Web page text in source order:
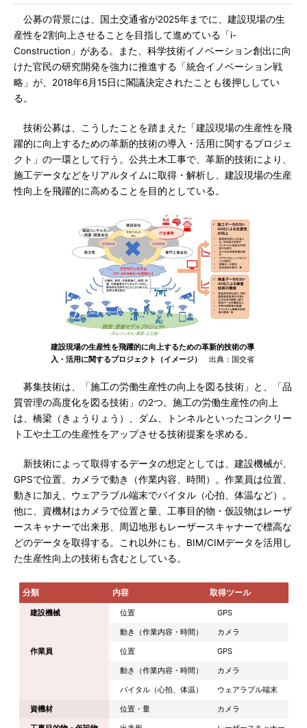
公募の背景には、国土交通省が2025年までに、建設現場の生
産性を2割向上させることを目指して進めている「i-
Construction」がある。また、科学技術イノベーション創出に向
けた官民の研究開発を強力に推進する「統合イノベーション戦
略」が、2018年6月15日に閣議決定されたことも後押ししてい
る。
技術公募は、こうしたことを踏まえた「建設現場の生産性を飛
躍的に向上するための革新的技術の導入・活用に関するプロジェ
クト」の一環として行う。公共土木工事で、革新的技術により、
施工データなどをリアルタイムに取得・解析し、建設現場の生産
性向上を飛躍的に高めることを目的としている。
建設現場の生産性を飛躍的に向上するための革新的技術の導
入・活用に関するプロジェクト（イメージ）
出典：国交省
募集技術は、「施工の労働生産性の向上を図る技術」と、「品
質管理の高度化を図る技術」の2つ。施工の労働生産性の向上
は、橋梁（きょうりょう）、ダム、トンネルといったコンクリー
ト工や土工の生産性をアップさせる技術提案を求める。
新技術によって取得するデータの想定としては、建設機械が、
GPSで位置、カメラで動き（作業内容、時間）。作業員は位置、
動きに加え、ウェアラブル端末でバイタル（心拍、体温など）。
他に、資機材はカメラで位置と量、工事目的物・仮設物はレーザ
ースキャナーで出来形、周辺地形もレーザースキャナーで標高な
どのデータを取得する。これ以外にも、BIM/CIMデータを活用し
た生産性向上の技術も含むとしている。
分類 内容 取得ツール
建設機械 位置
GPS
動き（作業内容・時間）
カメラ
作業員
位置
GPS
動き（作業内容・時間）
カメラ
バイタル（心拍、体温）
ウェアラブル端末
資機材
位置・量
カメラ